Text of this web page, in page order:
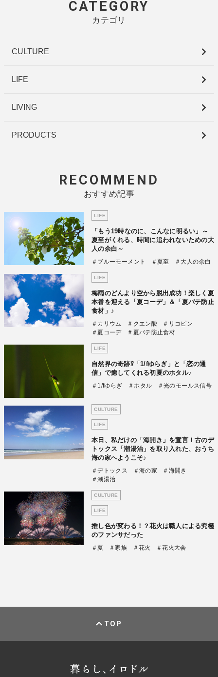
CATEGORY
カテゴリ
CULTURE
LIFE
LIVING
PRODUCTS
RECOMMEND
おすすめ記事
LIFE
「もう19時なのに、こんなに明るい」～
夏至がくれる、時間に追われないための大
人の余白～
＃ブルーモーメント ＃夏至 ＃大人の余白
LIFE
梅雨のどんより空から脱出成功！楽しく夏
本番を迎える「夏コーデ」＆「夏バテ防止
食材」♪
＃カリウム ＃クエン酸
＃リコピン
＃夏コーデ
＃夏バテ防止食材
LIFE
自然界の奇跡⁉「1/fゆらぎ」と「恋の通
信」で癒してくれる初夏のホタル♪
＃1/fゆらぎ ＃ホタル ＃光のモールス信号
CULTURE
LIFE
本日、私だけの「海開き」を宣言！古のデ
トックス「潮湯治」を取り入れた、おうち
海の家へようこそ♪
＃デトックス ＃海の家
＃海開き
＃潮湯治
CULTURE
LIFE
推し色が変わる！？花火は職人による究極
のファンサだった
＃夏 ＃家族 ＃花火 ＃花火大会
TOP